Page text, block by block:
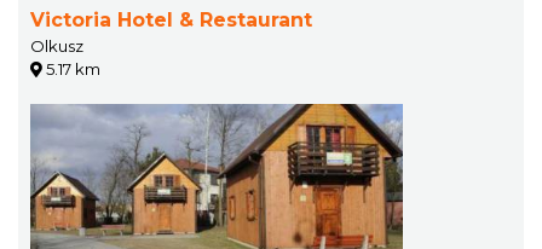
Victoria Hotel & Restaurant
Olkusz
5.17 km